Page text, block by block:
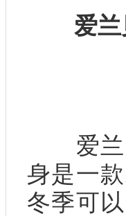
爱
爱兰贝
身是一
冬季可